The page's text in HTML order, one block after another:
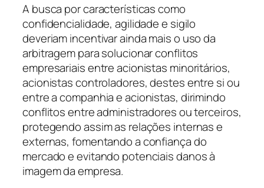
A busca por características como
confidencialidade, agilidade e sigilo
deveriam incentivar ainda mais o uso da
arbitragem para solucionar conflitos
empresariais entre acionistas minoritários,
acionistas controladores, destes entre si ou
entre a companhia e acionistas, dirimindo
conflitos entre administradores ou terceiros,
protegendo assim as relações internas e
externas, fomentando a confiança do
mercado e evitando potenciais danos à
imagem da empresa.